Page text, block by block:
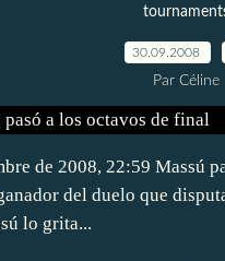
30.09.2008
Par Céline
de 2008, 22:59 Massú
del duelo que
lo grita...